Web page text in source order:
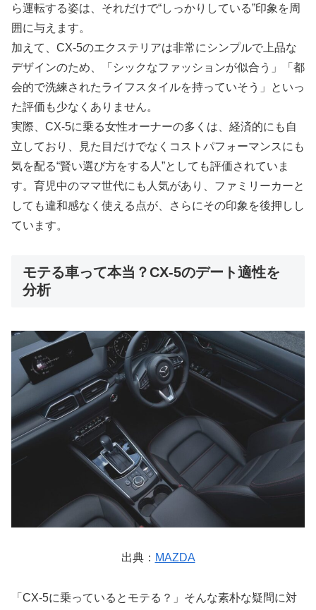
ら運転する姿は、それだけで“しっかりしている”印象を周
囲に与えます。
加えて、CX-5のエクステリアは非常にシンプルで上品な
デザインのため、「シックなファッションが似合う」「都
会的で洗練されたライフスタイルを持っていそう」といっ
た評価も少なくありません。
実際、CX-5に乗る女性オーナーの多くは、経済的にも自
立しており、見た目だけでなくコストパフォーマンスにも
気を配る“賢い選び方をする人”としても評価されていま
す。育児中のママ世代にも人気があり、ファミリーカーと
しても違和感なく使える点が、さらにその印象を後押しし
ています。
モテる車って本当？CX-5のデート適性を
分析
出典： MAZDA
「CX-5に乗っているとモテる？」そんな素朴な疑問に対